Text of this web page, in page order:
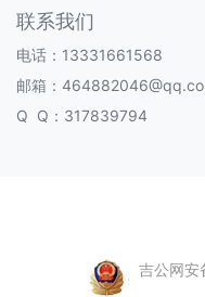
联系我们
电话：13331661568
邮箱：
Q Q：317839794
吉公网